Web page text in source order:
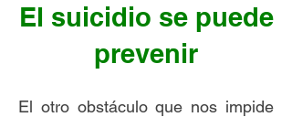
El suicidio se puede
prevenir
El otro obstáculo que nos impide